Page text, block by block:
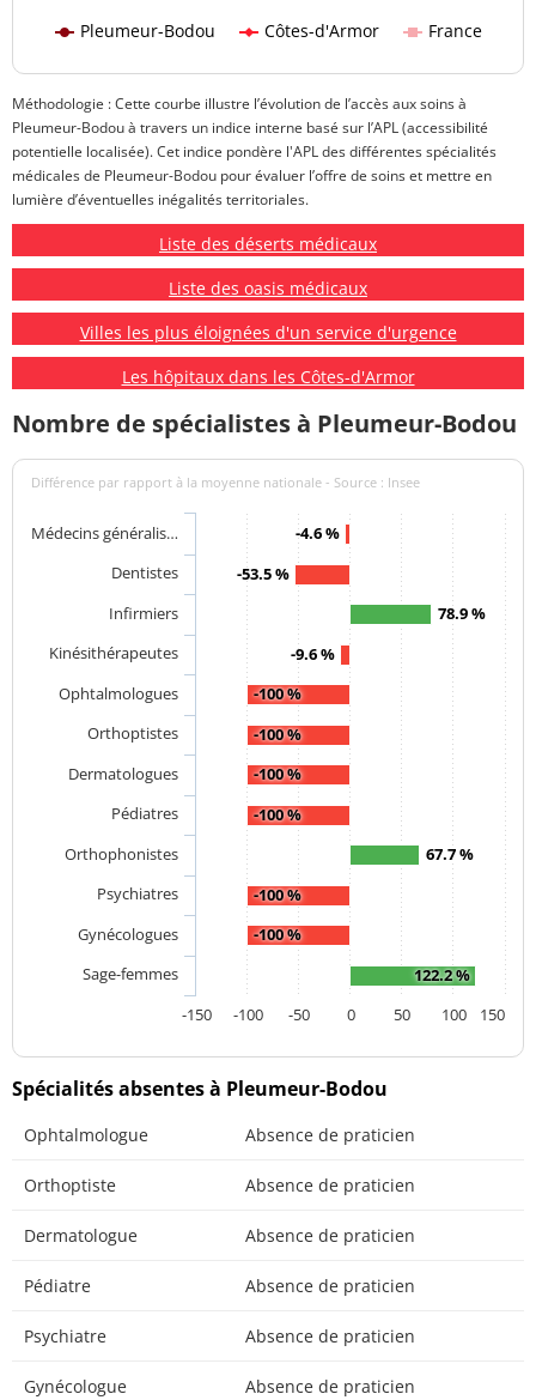
Pleumeur-Bodou Côtes-d'Armor France
Méthodologie : Cette courbe illustre l’évolution de l’accès aux soins à
Pleumeur-Bodou à travers un indice interne basé sur l’APL (accessibilité
potentielle localisée). Cet indice pondère l'APL des différentes spécialités
médicales de Pleumeur-Bodou pour évaluer l’offre de soins et mettre en
lumière d’éventuelles inégalités territoriales.
Liste des déserts médicaux
Liste des oasis médicaux
Villes les plus éloignées d'un service d'urgence
Les hôpitaux dans les Côtes-d'Armor
Nombre de spécialistes à Pleumeur-Bodou
Différence par rapport à la moyenne nationale - Source : Insee
-4.6 %
-53.5 %
78.9 %
-9.6 %
-100 %
-100 %
-100 %
-100 %
67.7 %
-100 %
-100 %
122.2 %
Médecins généralis…
Dentistes
Infirmiers
Kinésithérapeutes
Ophtalmologues
Orthoptistes
Dermatologues
Pédiatres
Orthophonistes
Psychiatres
Gynécologues
Sage-femmes
-150
-100 -50 0 50 100 150
Spécialités absentes à Pleumeur-Bodou
Ophtalmologue Absence de praticien
Orthoptiste Absence de praticien
Dermatologue Absence de praticien
Pédiatre Absence de praticien
Psychiatre Absence de praticien
Gynécologue Absence de praticien